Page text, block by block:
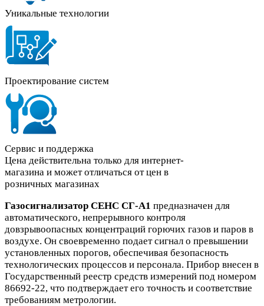
Уникальные технологии
Проектирование систем
Сервис и поддержка
Цена действительна только для интернет-
магазина и может отличаться от цен в
розничных магазинах
Газосигнализатор СЕНС СГ-А1 предназначен для
автоматического, непрерывного контроля
довзрывоопасных концентраций горючих газов и паров в
воздухе. Он своевременно подает сигнал о превышении
установленных порогов, обеспечивая безопасность
технологических процессов и персонала. Прибор внесен в
Государственный реестр средств измерений под номером
86692-22, что подтверждает его точность и соответствие
требованиям метрологии.